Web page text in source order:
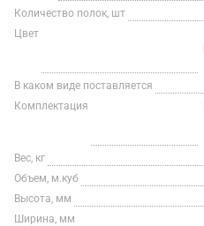
Количество полок, шт
Цвет
В каком виде поставляется
Комплектация
Вес, кг
Объем, м.куб
Высота, мм
Ширина, мм